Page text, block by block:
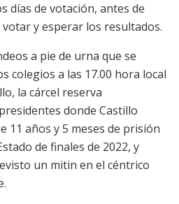
días de votación, antes de
y esperar los resultados.
a pie de urna que se
colegios a las 17.00 hora local
la cárcel reserva
donde Castillo
11 años y 5 meses de prisión
de finales de 2022, y
un mitin en el céntrico